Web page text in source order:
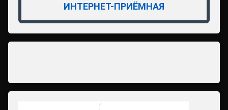
ИНТЕРНЕТ-ПРИЁМНАЯ